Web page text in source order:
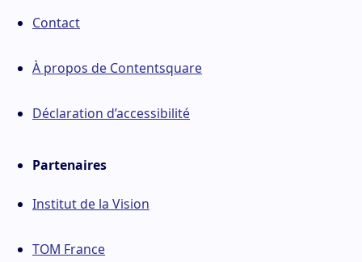
Contact
À propos de Contentsquare
Déclaration d’accessibilité
Partenaires
Institut de la Vision
TOM France